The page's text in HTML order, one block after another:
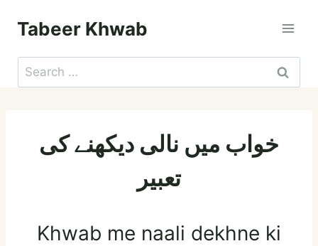
Tabeer Khwab
Search
for:
خواب میں نالی دیکھنے کی
تعبیر
Khwab me naali dekhne ki